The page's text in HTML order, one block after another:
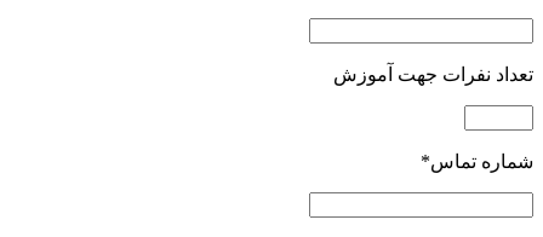
تعداد نفرات جهت آموزش
شماره تماس*